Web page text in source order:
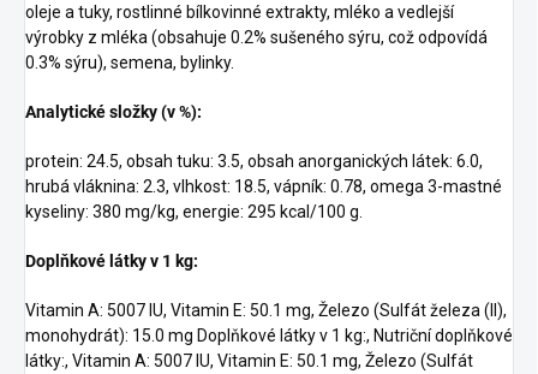
oleje a tuky, rostlinné bílkovinné extrakty, mléko a vedlejší
výrobky z mléka (obsahuje 0.2% sušeného sýru, což odpovídá
0.3% sýru), semena, bylinky.
Analytické složky (v %):
protein: 24.5, obsah tuku: 3.5, obsah anorganických látek: 6.0,
hrubá vláknina: 2.3, vlhkost: 18.5, vápník: 0.78, omega 3-mastné
kyseliny: 380 mg/kg, energie: 295 kcal/100 g.
Doplňkové látky v 1 kg:
Vitamin A: 5007 IU, Vitamin E: 50.1 mg, Železo (Sulfát železa (II),
monohydrát): 15.0 mg Doplňkové látky v 1 kg:, Nutriční doplňkové
látky:, Vitamin A: 5007 IU, Vitamin E: 50.1 mg, Železo (Sulfát